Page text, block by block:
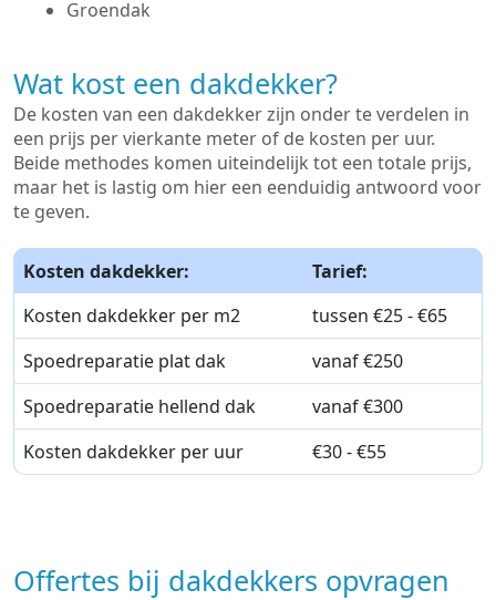
Groendak
Wat kost een dakdekker?
De kosten van een dakdekker zijn onder te verdelen in
een prijs per vierkante meter of de kosten per uur.
Beide methodes komen uiteindelijk tot een totale prijs,
maar het is lastig om hier een eenduidig antwoord voor
te geven.
Kosten dakdekker:
Tarief:
Kosten dakdekker per m2
tussen €25 - €65
Spoedreparatie plat dak
vanaf €250
Spoedreparatie hellend dak
vanaf €300
Kosten dakdekker per uur
€30 - €55
Offertes bij dakdekkers opvragen